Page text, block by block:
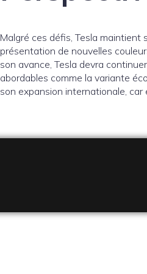
Malgré ces défis, Tesla maintient
présentation de nouvelles
son avance, Tesla devra
abordables comme la variante
son expansion internationale, car